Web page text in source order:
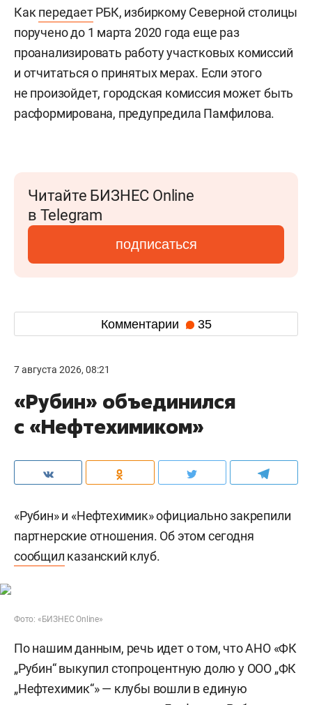
Как передаетРБК, избиркому Северной столицы
поручено до 1 марта 2020 года еще раз
проанализировать работу участковых комиссий
и отчитаться о принятых мерах. Если этого
не произойдет, городская комиссия может быть
расформирована, предупредила Памфилова.
Читайте БИЗНЕС Online
в Telegram
подписаться
Комментарии 35
7 августа 2026, 08:21
«Рубин» объединился
с «Нефтехимиком»
«Рубин» и «Нефтехимик» официально закрепили
партнерские отношения. Об этом сегодня
сообщил казанский клуб.
Фото: «БИЗНЕС Online»
По нашим данным, речь идет о том, что АНО «ФК
„Рубин“ выкупил стопроцентную долю у ООО „ФК
„Нефтехимик“» — клубы вошли в единую